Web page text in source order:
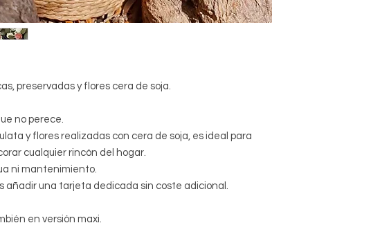
preservadas y flores cera de soja.
no perece.
y flores realizadas con cera de soja, es ideal para
cualquier rincón del hogar.
ni mantenimiento.
añadir una tarjeta dedicada sin coste adicional.
en versión maxi.